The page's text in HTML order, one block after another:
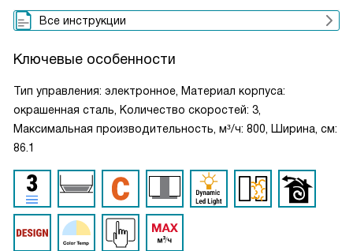
Все инструкции
Ключевые особенности
Тип управления: электронное, Материал корпуса:
окрашенная сталь, Количество скоростей: 3,
Максимальная производительность, м³/ч: 800, Ширина, см:
86.1